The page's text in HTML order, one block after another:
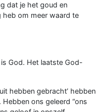
dat je het goud en
heb om meer waard te
God. Het laatste God-
hebben gebracht’ hebben
ons geleerd “ons